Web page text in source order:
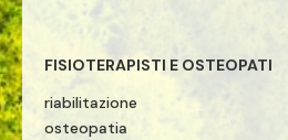
FISIOTERAPISTI E OSTEOPATI
riabilitazione
osteopatia